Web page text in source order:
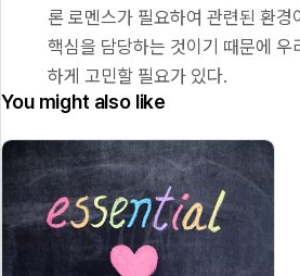
론 로멘스가 필요하여 관련된 환
핵심을 담당하는 것이기 때문에
하게 고민할 필요가 있다.
You might also like